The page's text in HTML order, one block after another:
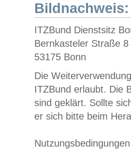
Bildnachweis:
ITZBund Dienstsitz
Bernkasteler Straße 8
53175 Bonn
Die
ITZBund erlaubt. Die
sind geklärt. Sollte
er sich bitte beim